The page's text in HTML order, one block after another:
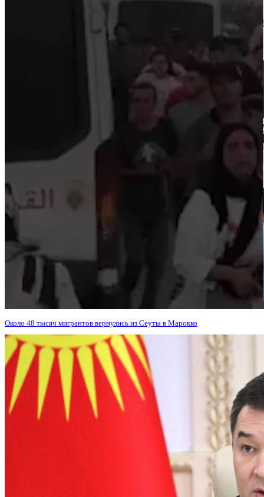
Около 48 тысяч мигрантов вернулись из Сеуты в Марокко